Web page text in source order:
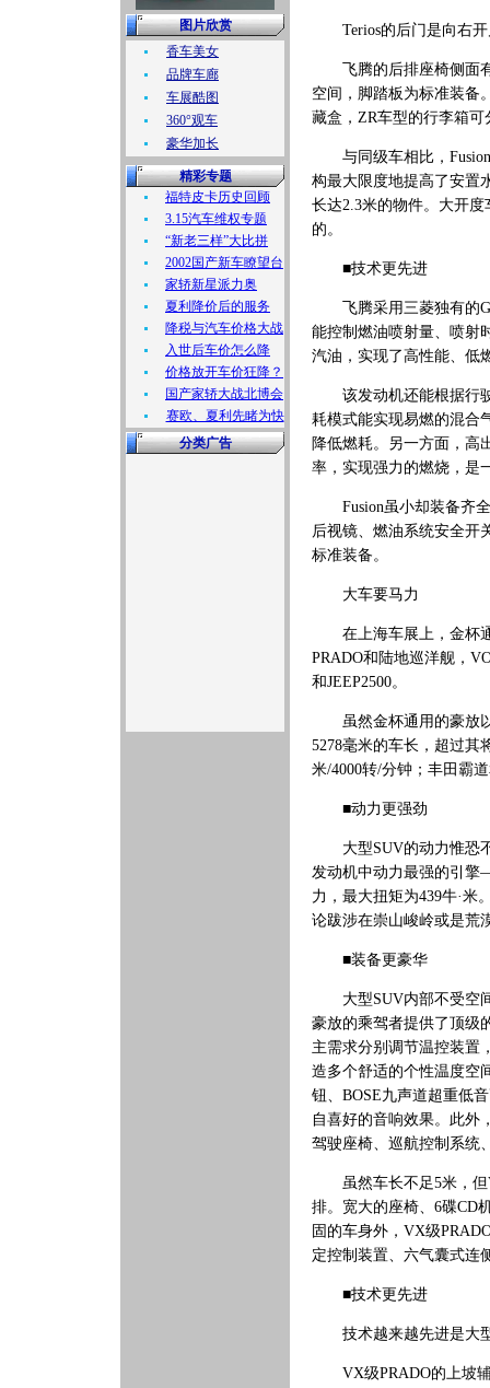
图片欣赏
香车美女
品牌车廊
车展酷图
360°观车
豪华加长
精彩专题
福特皮卡历史回顾
3.15汽车维权专题
“新老三样”大比拼
2002国产新车瞭望台
家轿新星派力奥
夏利降价后的服务
降税与汽车价格大战
入世后车价怎么降
价格放开车价狂降？
国产家轿大战北博会
赛欧、夏利先睹为快
分类广告
Terios的后门是向右开
飞腾的后排座椅侧面有
空间，脚踏板为标准装备
藏盒，ZR车型的行李箱
与同级车相比，Fusion
构最大限度地提高了安置
长达2.3米的物件。大开
的。
■技术更先进
飞腾采用三菱独有的
能控制燃油喷射量、喷射
汽油，实现了高性能、低
该发动机还能根据行驶
耗模式能实现易燃的混合
降低燃耗。另一方面，高
率，实现强力的燃烧，是
Fusion虽小却装备齐全
后视镜、燃油系统安全开
标准装备。
大车要马力
在上海车展上，金杯通
PRADO和陆地巡洋舰，
和JEEP2500。
虽然金杯通用的豪放以
5278毫米的车长，超过其
米/4000转/分钟；丰田霸
■动力更强劲
大型SUV的动力惟恐不
发动机中动力最强的引擎
力，最大扭矩为439牛·米
论跋涉在崇山峻岭或是荒
■装备更豪华
大型SUV内部不受空间
豪放的乘驾者提供了顶级
主需求分别调节温控装置
造多个舒适的个性温度空
钮、BOSE九声道超重低
自喜好的音响效果。此外
驾驶座椅、巡航控制系统
虽然车长不足5米，但
排。宽大的座椅、6碟CD
固的车身外，VX级
定控制装置、六气囊式连
■技术更先进
技术越来越先进是大
VX级PRADO的上坡辅